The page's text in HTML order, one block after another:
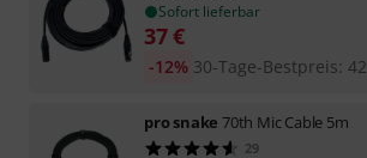
Sofort lieferbar
37€
30-Tage-Bestpreis: 42
-12%
pro snake 70th Mic Cable 5m
29